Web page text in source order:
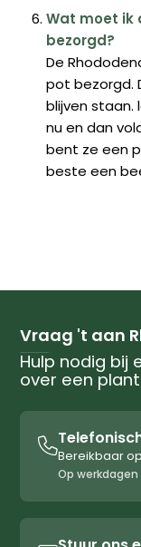
Wat moet ik
bezorgd?
De
pot bezorgd.
blijven
nu en dan
bent ze een
beste een
Vraag 't aan
Hulp nodig bij
over een

Bereikbaar op
Op werkdagen